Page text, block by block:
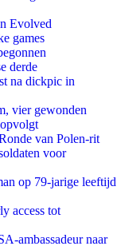
Evolved
games
derde
na dickpic in
vier gewonden
van Polen-rit
voor
op 79-jarige leeftijd
access tot
ambassadeur naar